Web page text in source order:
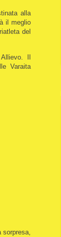
alla
il meglio
del
Il
Varaita
sorpresa,